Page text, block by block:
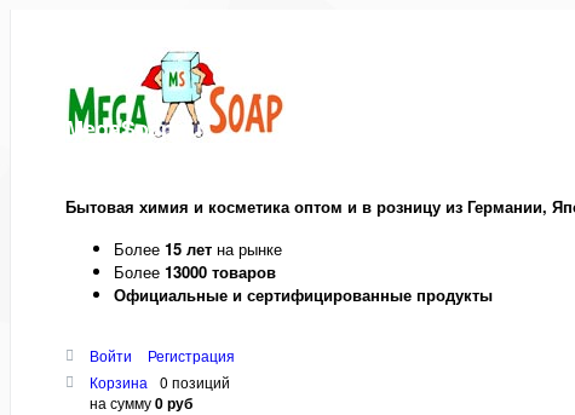
MegaSoap.ru
Бытовая химия и косметика оптом и в розницу из Германии,
Более 15 лет на рынке
Более 13000 товаров
Официальные и сертифицированные продукты
Войти
Регистрация
Корзина
0 позиций
на сумму0 руб